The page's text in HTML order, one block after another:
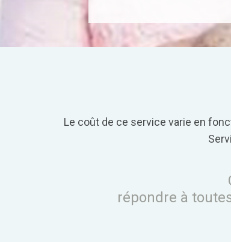
Le coût de ce service varie en
répondre à